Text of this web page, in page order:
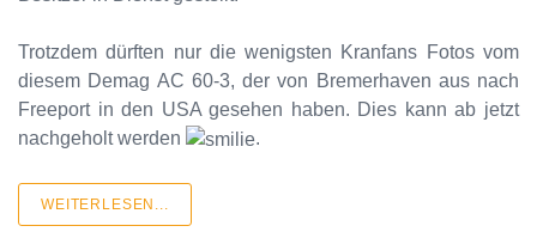
Trotzdem dürften nur die wenigsten Kranfans Fotos vom
diesem Demag AC 60-3, der von Bremerhaven aus nach
Freeport in den USA gesehen haben. Dies kann ab jetzt
nachgeholt werden
.
WEITERLESEN...